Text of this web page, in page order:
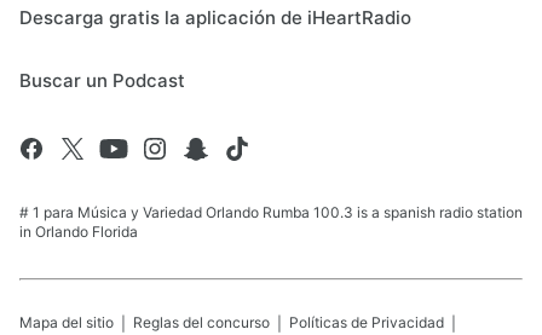
Descarga gratis la aplicación de iHeartRadio
Buscar un Podcast
# 1 para Música y Variedad Orlando Rumba 100.3 is a spanish radio station
in Orlando Florida
Mapa del sitio Reglas del concurso Políticas de Privacidad